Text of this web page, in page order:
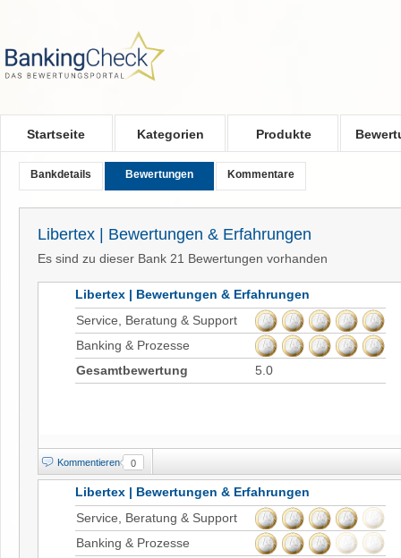
Startseite Kategorien Produkte
Bankdetails Bewertungen Kommentare
Libertex | Bewertungen & Erfahrungen
Es sind zu dieser Bank 21 Bewertungen vorhanden
Libertex | Bewertungen & Erfahrungen
Service, Beratung & Support
Banking & Prozesse
Gesamtbewertung
5.0
Kommentieren 0
Libertex | Bewertungen & Erfahrungen
Service, Beratung & Support
Banking & Prozesse